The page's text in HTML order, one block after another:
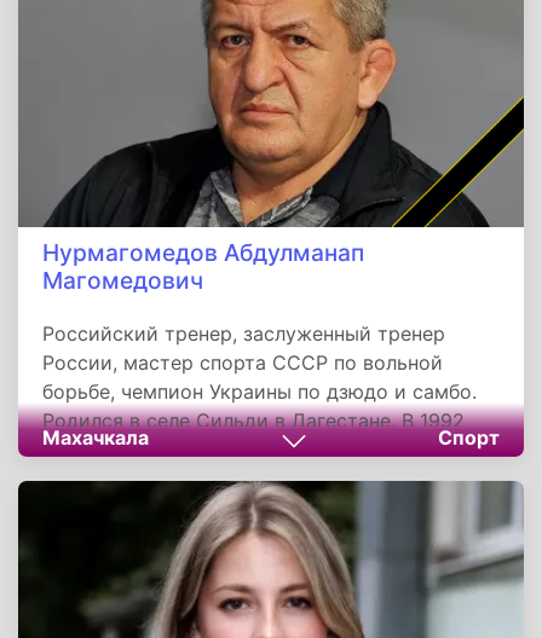
Краснодарского края. 19 февраля 2026 года
задержан сотрудниками УФСБ по подозрению
в превышении полномочий и нецелевом
расходовании бюджетных средств в размере
15 млн рублей. Находится под следствием.
Нурмагомедов Абдулманап
Магомедович
Российский тренер, заслуженный тренер
России, мастер спорта СССР по вольной
борьбе, чемпион Украины по дзюдо и самбо.
Родился в селе Сильди в Дагестане. В 1992
году воспитал первого чемпиона мира —
своего брата Нурмагомеда. За карьеру
подготовил 18 чемпионов мира по боевому
самбо — рекорд, занесённый в Книгу
рекордов России. Основатель знаменитой
«Манаповской школы», главный тренер клуба
Eagles MMA и сборной Дагестана. Отец и
Махачкала Спорт